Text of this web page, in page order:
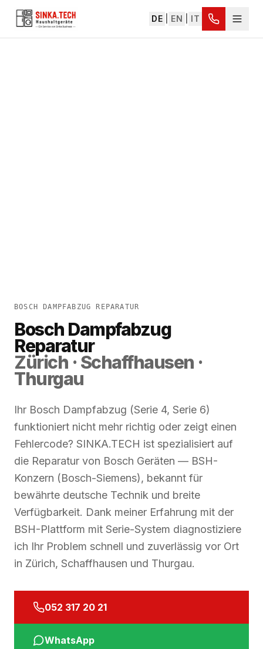
DE EN IT
BOSCH DAMPFABZUG REPARATUR
Bosch Dampfabzug
Reparatur
Zürich · Schaffhausen ·
Thurgau
Ihr Bosch Dampfabzug (Serie 4, Serie 6)
funktioniert nicht mehr richtig oder zeigt einen
Fehlercode? SINKA.TECH ist spezialisiert auf
die Reparatur von Bosch Geräten — BSH-
Konzern (Bosch-Siemens), bekannt für
bewährte deutsche Technik und breite
Verfügbarkeit. Dank meiner Erfahrung mit der
BSH-Plattform mit Serie-System diagnostiziere
ich Ihr Problem schnell und zuverlässig vor Ort
in Zürich, Schaffhausen und Thurgau.
052 317 20 21
WhatsApp